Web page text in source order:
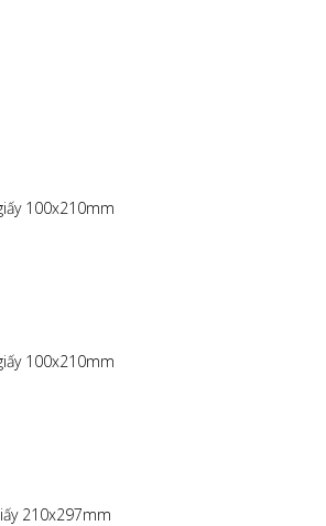
100x210mm
100x210mm
210x297mm